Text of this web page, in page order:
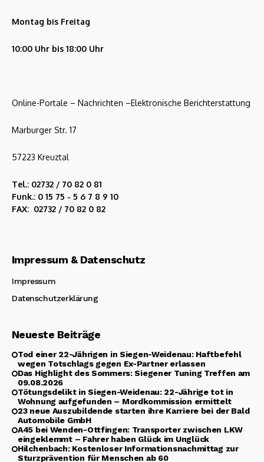
Montag bis Freitag
10:00 Uhr bis 18:00 Uhr
Online-Portale – Nachrichten –Elektronische Berichterstattung
Marburger Str. 17
57223 Kreuztal
Tel.: 02732 / 70 82 0 81
Funk.: 0 15 75 - 5 6 7 8 9 10
FAX: 02732 / 70 82 0 82
Impressum & Datenschutz
Impressum
Datenschutzerklärung
Neueste Beiträge
Tod einer 22-Jährigen in Siegen-Weidenau: Haftbefehl
wegen Totschlags gegen Ex-Partner erlassen
Das Highlight des Sommers: Siegener Tuning Treffen am
09.08.2026
Tötungsdelikt in Siegen-Weidenau: 22-Jährige tot in
Wohnung aufgefunden – Mordkommission ermittelt
23 neue Auszubildende starten ihre Karriere bei der Bald
Automobile GmbH
A45 bei Wenden-Ottfingen: Transporter zwischen LKW
eingeklemmt – Fahrer haben Glück im Unglück
Hilchenbach: Kostenloser Informationsnachmittag zur
Sturzprävention für Menschen ab 60